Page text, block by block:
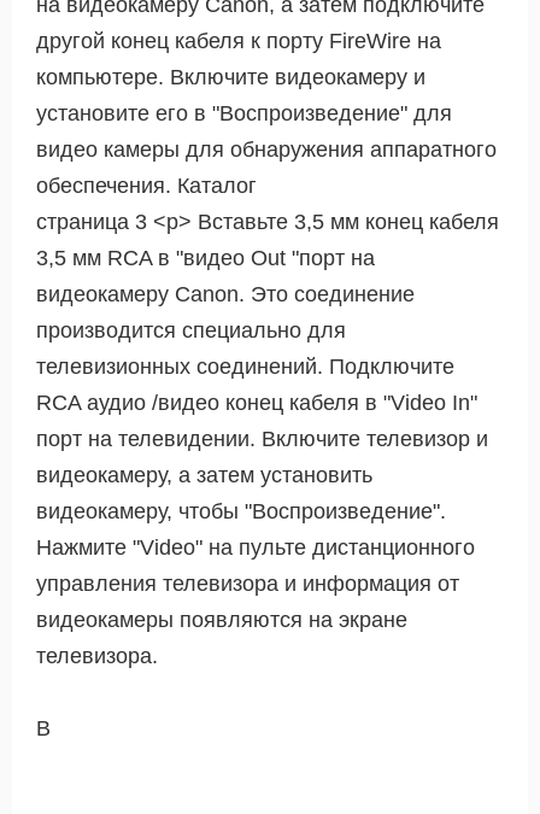
на видеокамеру Canon, а затем подключите
другой конец кабеля к порту FireWire на
компьютере. Включите видеокамеру и
установите его в "Воспроизведение" для
видео камеры для обнаружения аппаратного
обеспечения. Каталог
страница 3 <р> Вставьте 3,5 мм конец кабеля
3,5 мм RCA в "видео Out "порт на
видеокамеру Canon. Это соединение
производится специально для
телевизионных соединений. Подключите
RCA аудио /видео конец кабеля в "Video In"
порт на телевидении. Включите телевизор и
видеокамеру, а затем установить
видеокамеру, чтобы "Воспроизведение".
Нажмите "Video" на пульте дистанционного
управления телевизора и информация от
видеокамеры появляются на экране
телевизора.
В